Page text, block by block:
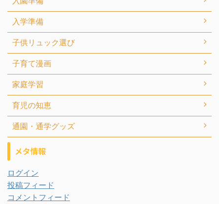
入学準備
子供リュック選び
子育て漫画
家庭学習
育児の知恵
通園・通学グッズ
メタ情報
ログイン
投稿フィード
コメントフィード